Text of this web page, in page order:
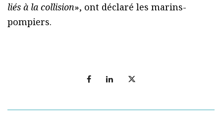
liés à la collision», ont déclaré les marins-
pompiers.